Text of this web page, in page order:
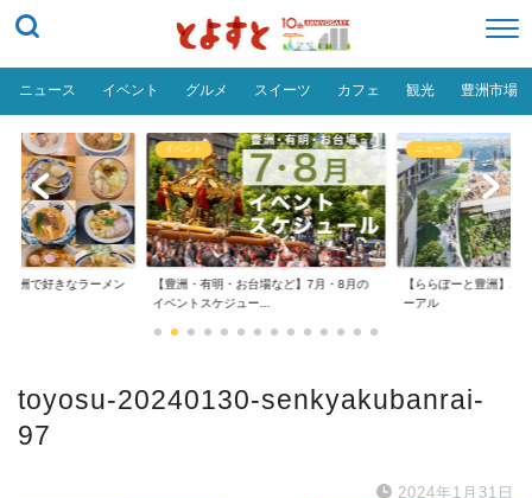
ニュース イベント グルメ スイーツ カフェ 観光 豊洲市場
豊洲で好きなラーメン
イベント
【豊洲・有明・お台場など】7月・8月の
イベントスケジュー...
ニュース
【ららぽーと豊洲】
ーアル
toyosu-20240130-senkyakubanrai-
97
2024年1月31日